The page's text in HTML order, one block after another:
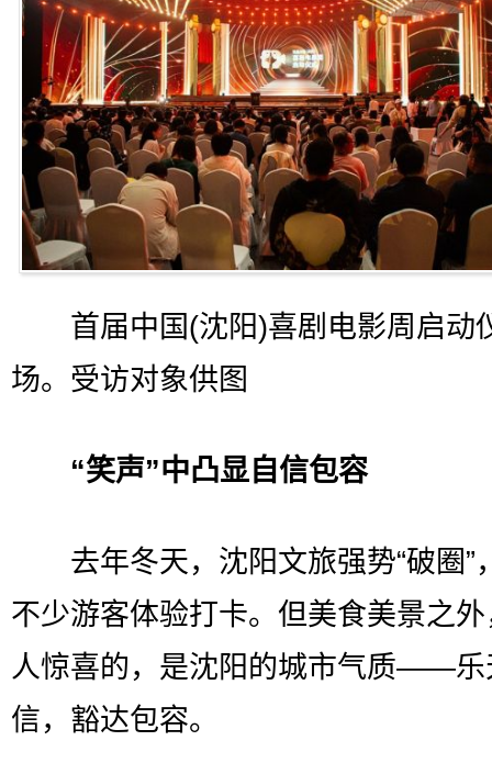
首届中国(沈阳)喜剧电影周启动
场。受访对象供图
“笑声”中凸显自信包容
去年冬天，沈阳文旅强势“破圈”
不少游客体验打卡。但美食美景之
人惊喜的，是沈阳的城市气质——乐
信，豁达包容。